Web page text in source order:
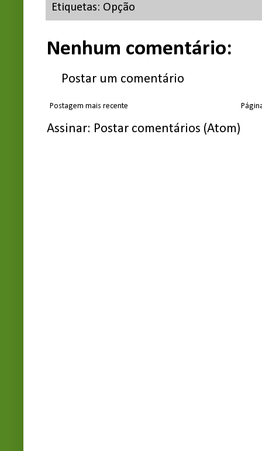
Etiquetas: Opção
Nenhum comentário:
Postar um comentário
Postagem mais recente
Assinar: Postar comentários (Atom)